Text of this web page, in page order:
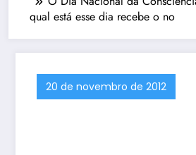
qual está esse dia recebe o no
20 de novembro de 2012